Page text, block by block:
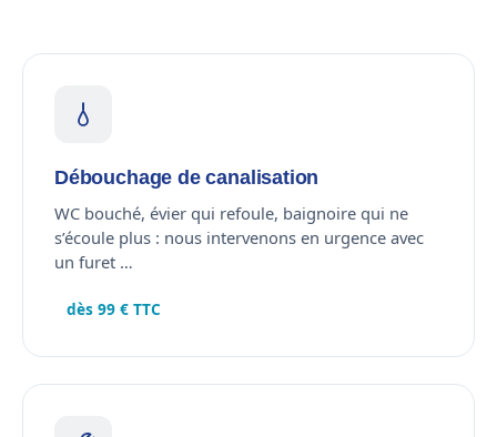
Débouchage de canalisation
WC bouché, évier qui refoule, baignoire qui ne
s’écoule plus : nous intervenons en urgence avec
un furet …
dès 99 € TTC